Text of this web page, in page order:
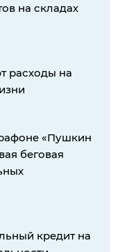
на складах
расходы на
«Пушкин
беговая
кредит на